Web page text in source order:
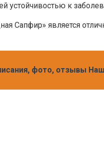
устойчивостью к
Сапфир» является
фото, отзывы